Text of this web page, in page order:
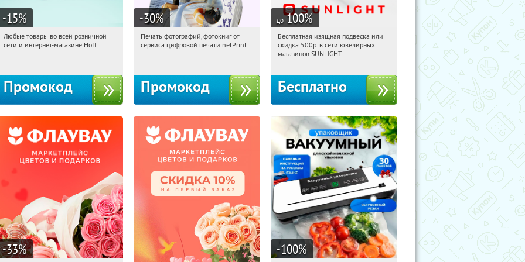
-15%
01:41:40 Получили:
Любые товары во всей розничной
сети и интернет-магазине Hoff
Промокод
-30%
01:41:40 Получили:
Печать фотографий, фотокниг от
сервиса цифровой печати netPrint
Промокод
до 100%
01:41:40 Получили:
Россия
Бесплатная изящная подвеска или
скидка 500р. в сети ювелирных
магазинов SUNLIGHT
Бесплатно
-33% -100%